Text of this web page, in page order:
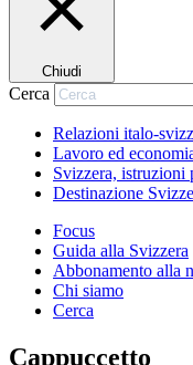
Chiudi
Cerca
Relazioni italo-
Lavoro ed
Svizzera, istruzioni
Destinazione
Focus
Guida alla Svizzera
Abbonamento alla
Chi siamo
Cerca
Cappuccetto